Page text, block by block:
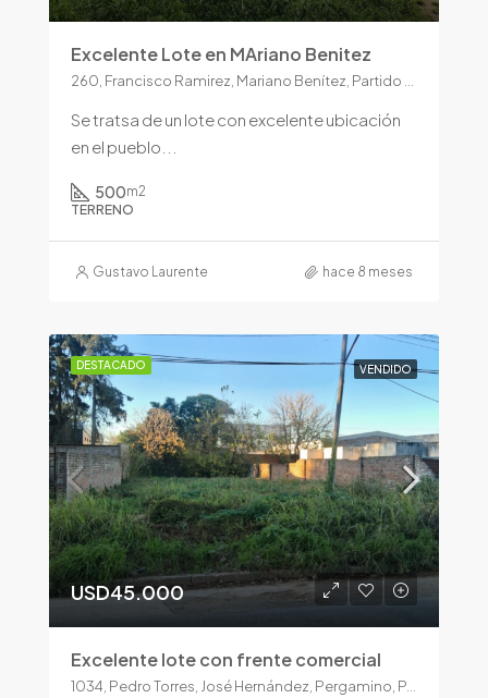
Excelente Lote en MAriano Benitez
Se tratsa de un lote con excelente ubicación
en el pueblo...
500m2
TERRENO
Gustavo Laurente hace 8 meses
DESTACADO VENDIDO
USD45.000
Excelente lote con frente comercial